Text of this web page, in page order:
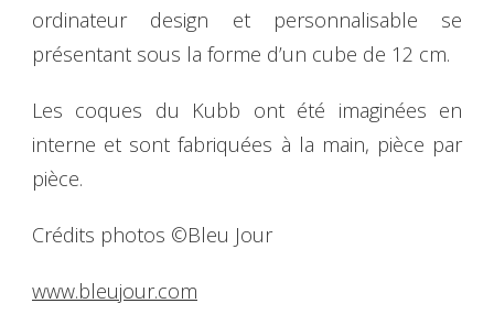
ordinateur design et personnalisable se
présentant sous la forme d’un cube de 12 cm.
Les coques du Kubb ont été imaginées en
interne et sont fabriquées à la main, pièce par
pièce.
Crédits photos ©Bleu Jour
www.bleujour.com